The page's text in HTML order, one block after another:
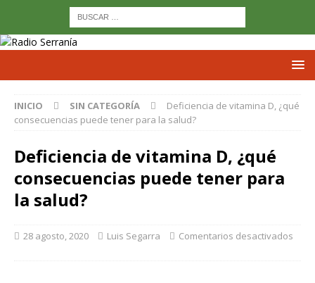
INICIO SIN CATEGORÍA
Deficiencia de vitamina D, ¿qué
consecuencias puede tener para la salud?
Deficiencia de vitamina D, ¿qué
consecuencias puede tener para
la salud?
28 agosto, 2020 Luis Segarra Comentarios desactivados